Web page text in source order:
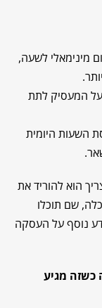
מינימאלי לשעה,
חובה על המעסיק לתת
השעות היומית
הוא להוריד את
שם תוכלו
נוסף על העסקה
כשזה מגיע